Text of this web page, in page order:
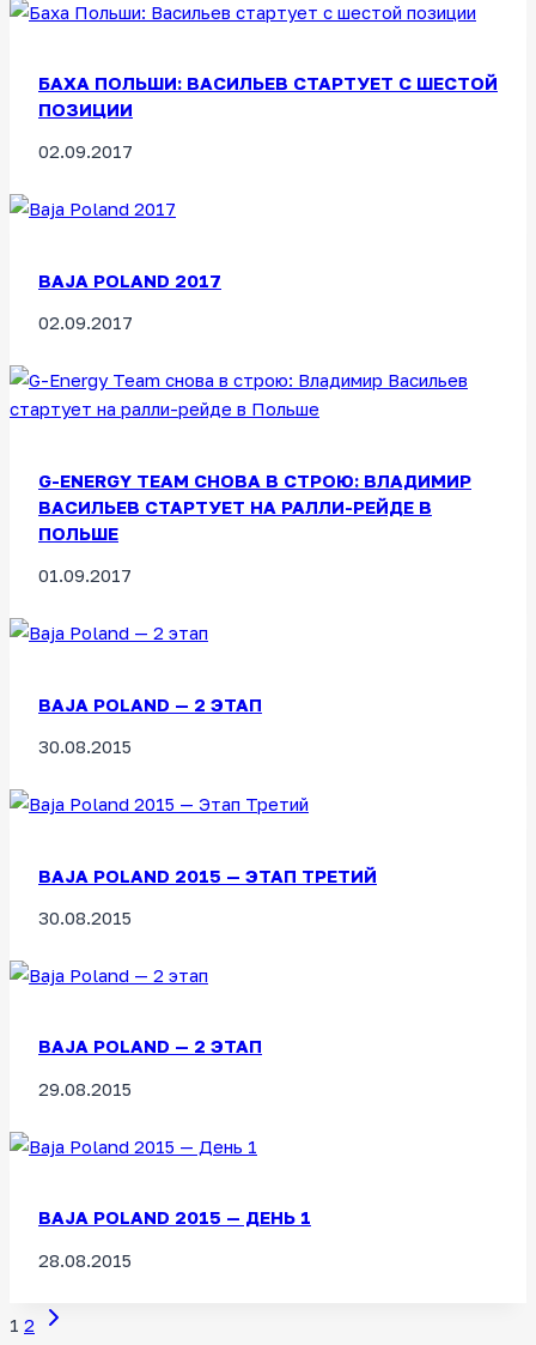
БАХА ПОЛЬШИ: ВАСИЛЬЕВ СТАРТУЕТ С ШЕСТОЙ
ПОЗИЦИИ
02.09.2017
BAJA POLAND 2017
02.09.2017
G-ENERGY TEAM СНОВА В СТРОЮ: ВЛАДИМИР
ВАСИЛЬЕВ СТАРТУЕТ НА РАЛЛИ-РЕЙДЕ В
ПОЛЬШЕ
01.09.2017
BAJA POLAND — 2 ЭТАП
30.08.2015
BAJA POLAND 2015 — ЭТАП ТРЕТИЙ
30.08.2015
BAJA POLAND — 2 ЭТАП
29.08.2015
BAJA POLAND 2015 — ДЕНЬ 1
28.08.2015
Навигация
1 2
Следующая